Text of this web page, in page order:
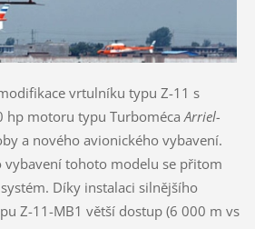
vrtulníku typu Z-11 s
hp motoru typu Turboméca Arriel-
a nového avionického vybavení.
vybavení tohoto modelu se přitom
Díky instalaci silnějšího
Z-11-MB1 větší dostup (6 000 m vs